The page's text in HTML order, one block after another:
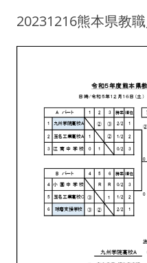
20231216熊本県教